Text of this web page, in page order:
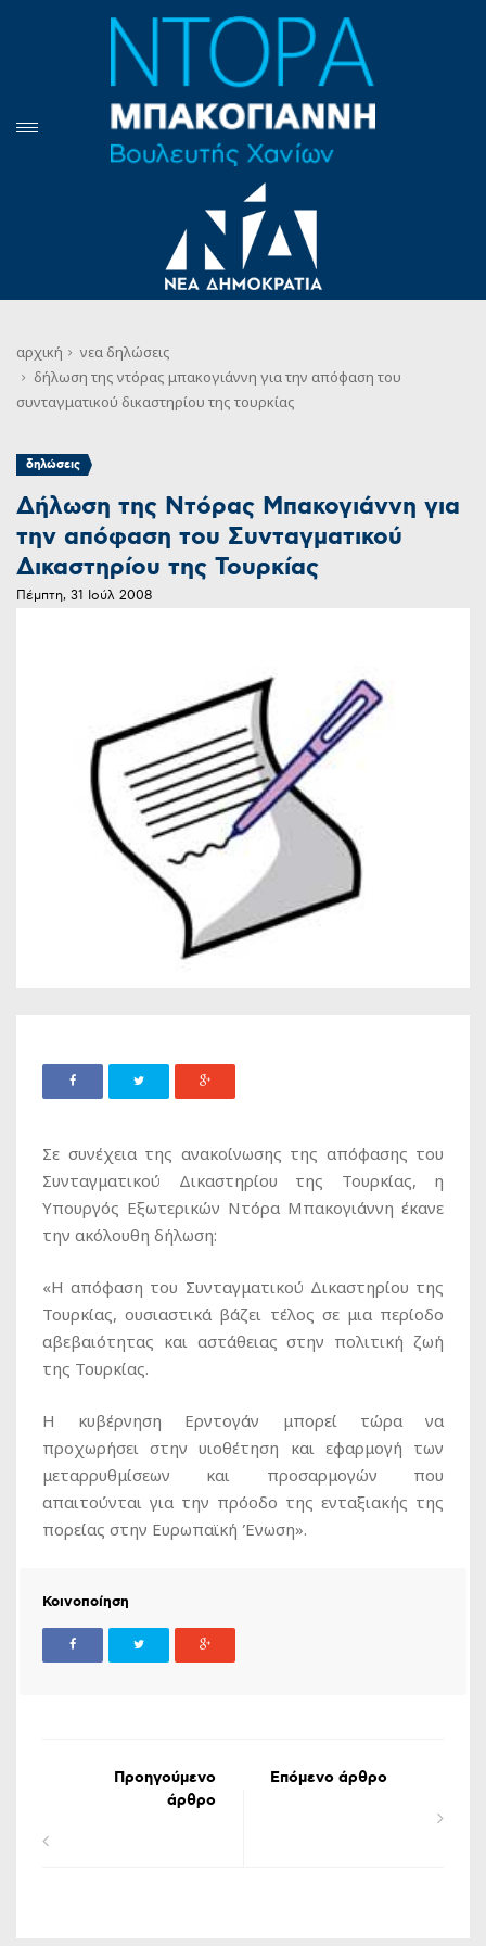
αρχική νεα δηλώσεις
δήλωση της ντόρας μπακογιάννη για την απόφαση του
συνταγματικού δικαστηρίου της τουρκίας
δηλώσεις
Δήλωση της Ντόρας Μπακογιάννη για
την απόφαση του Συνταγματικού
Δικαστηρίου της Τουρκίας
Πέμπτη, 31 Ιούλ 2008
Σε συνέχεια της ανακοίνωσης της απόφασης του
Συνταγματικού Δικαστηρίου της Τουρκίας, η
Υπουργός Εξωτερικών Ντόρα Μπακογιάννη έκανε
την ακόλουθη δήλωση:
«Η απόφαση του Συνταγματικού Δικαστηρίου της
Τουρκίας, ουσιαστικά βάζει τέλος σε μια περίοδο
αβεβαιότητας και αστάθειας στην πολιτική ζωή
της Τουρκίας.
Η κυβέρνηση Ερντογάν μπορεί τώρα να
προχωρήσει στην υιοθέτηση και εφαρμογή των
μεταρρυθμίσεων και προσαρμογών που
απαιτούνται για την πρόοδο της ενταξιακής της
πορείας στην Ευρωπαϊκή Ένωση».
Κοινοποίηση
Προηγούμενο
άρθρο
Επόμενο άρθρο